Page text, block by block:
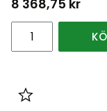
8 368,75 kr
Lägg till i